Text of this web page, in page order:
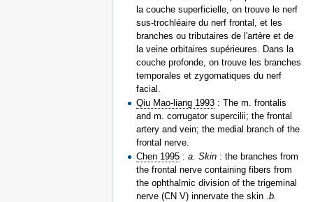
la couche superficielle, on trouve le nerf
sus-trochléaire du nerf frontal, et les
branches ou tributaires de l'artère et de
la veine orbitaires supérieures. Dans la
couche profonde, on trouve les branches
temporales et zygomatiques du nerf
facial.
Qiu Mao-liang 1993 : The m. frontalis
and m. corrugator supercilii; the frontal
artery and vein; the medial branch of the
frontal nerve.
Chen 1995 :a. Skin : the branches from
the frontal nerve containing fibers from
the ophthalmic division of the trigeminal
nerve (CN V) innervate the skin.b.